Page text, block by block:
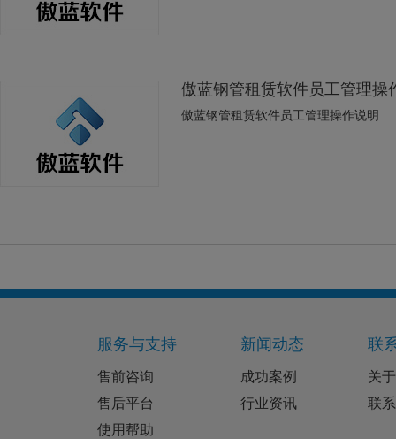
傲蓝钢管租赁软件员工管理操
傲蓝钢管租赁软件员工管理操作说明
服务与支持
售前咨询
售后平台
使用帮助
新闻动态
成功案例
行业资讯
联
关
联